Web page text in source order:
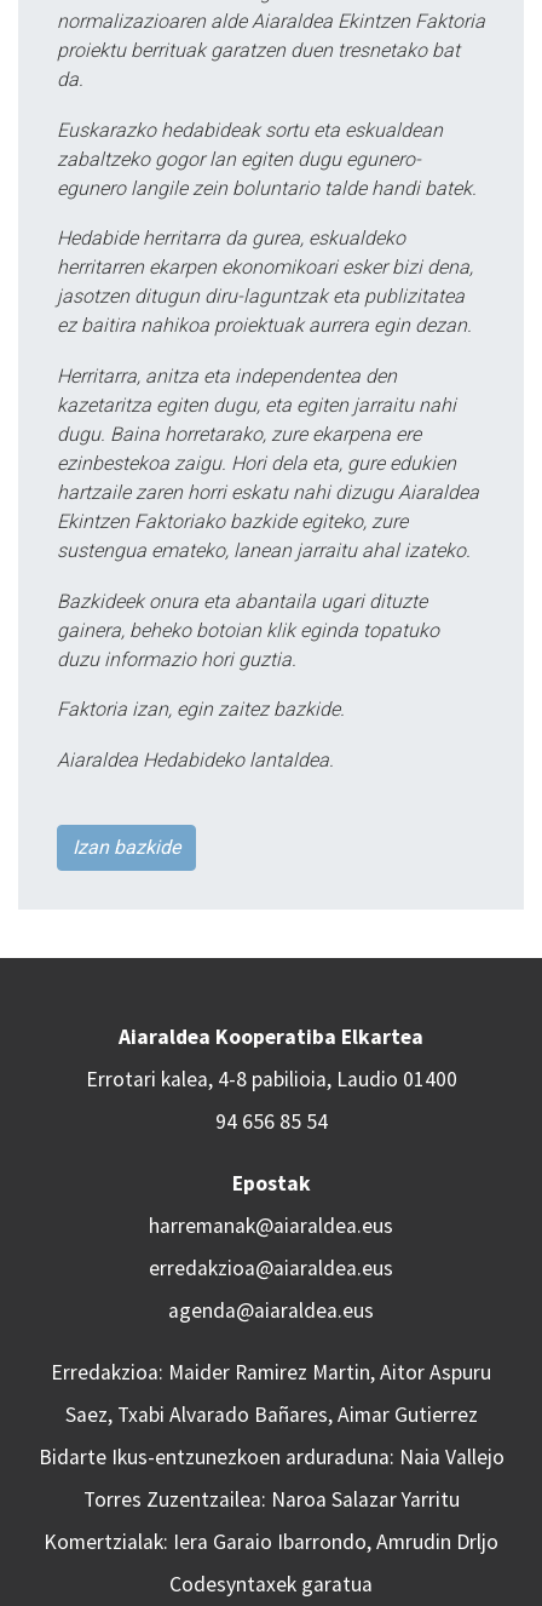
normalizazioaren alde Aiaraldea Ekintzen Faktoria
proiektu berrituak garatzen duen tresnetako bat
da.
Euskarazko hedabideak sortu eta eskualdean
zabaltzeko gogor lan egiten dugu egunero-
egunero langile zein boluntario talde handi batek.
Hedabide herritarra da gurea, eskualdeko
herritarren ekarpen ekonomikoari esker bizi dena,
jasotzen ditugun diru-laguntzak eta publizitatea
ez baitira nahikoa proiektuak aurrera egin dezan.
Herritarra, anitza eta independentea den
kazetaritza egiten dugu, eta egiten jarraitu nahi
dugu. Baina horretarako, zure ekarpena ere
ezinbestekoa zaigu. Hori dela eta, gure edukien
hartzaile zaren horri eskatu nahi dizugu Aiaraldea
Ekintzen Faktoriako bazkide egiteko, zure
sustengua emateko, lanean jarraitu ahal izateko.
Bazkideek onura eta abantaila ugari dituzte
gainera, beheko botoian klik eginda topatuko
duzu informazio hori guztia.
Faktoria izan, egin zaitez bazkide.
Aiaraldea Hedabideko lantaldea.
Izan bazkide
Aiaraldea Kooperatiba Elkartea
Errotari kalea, 4-8 pabilioia, Laudio 01400
94 656 85 54
Epostak
harremanak@aiaraldea.eus
erredakzioa@aiaraldea.eus
agenda@aiaraldea.eus
Erredakzioa: Maider Ramirez Martin, Aitor Aspuru
Saez, Txabi Alvarado Bañares, Aimar Gutierrez
Bidarte Ikus-entzunezkoen arduraduna: Naia Vallejo
Torres Zuzentzailea: Naroa Salazar Yarritu
Komertzialak: Iera Garaio Ibarrondo, Amrudin Drljo
Codesyntaxek garatua